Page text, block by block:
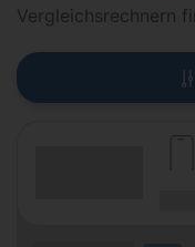
Vergleichsrechnern